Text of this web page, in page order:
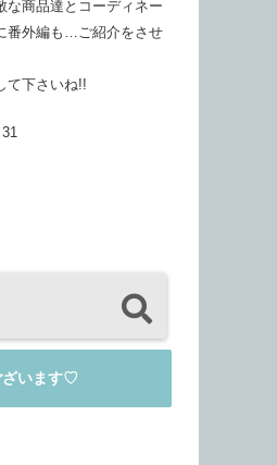
な商品達とコーディネー
番外編も…ご紹介をさせ
て下さいね!!
ざいます♡